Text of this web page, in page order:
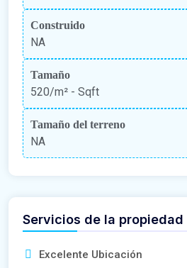
Construido
NA
Tamaño
520/m² - Sqft
Tamaño del terreno
NA
Servicios de la propiedad
Excelente Ubicación